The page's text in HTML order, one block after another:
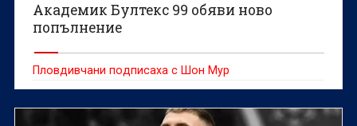
Академик Бултекс 99 обяви ново
попълнение
Пловдивчани подписаха с Шон Мур